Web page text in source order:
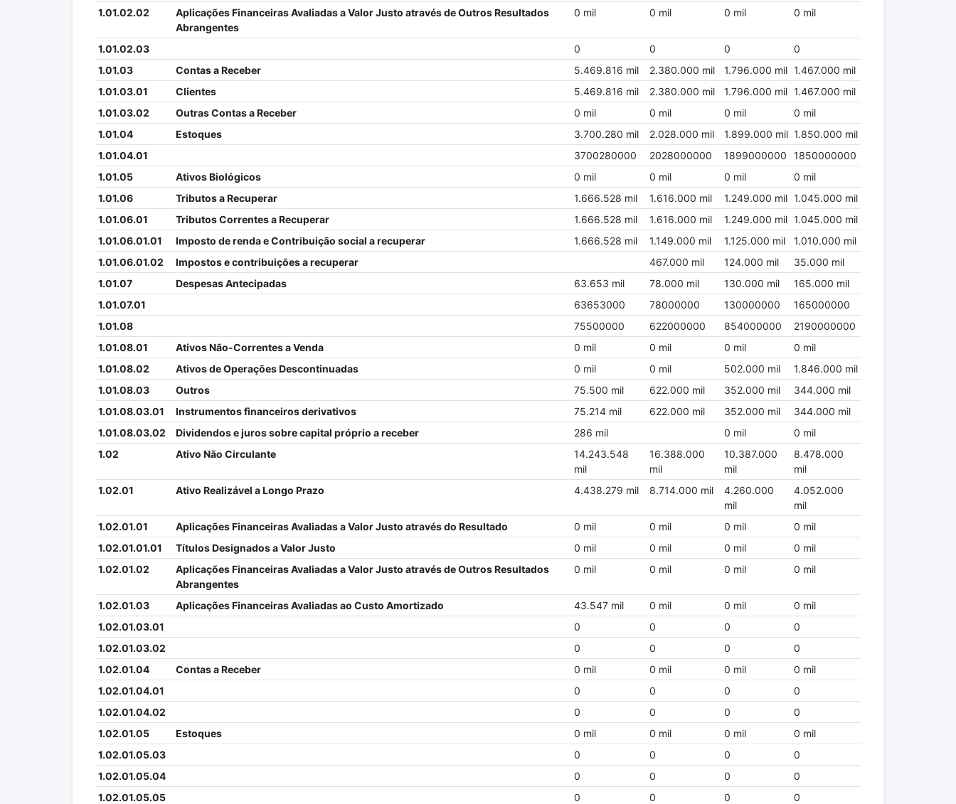
1.01.02.02
Aplicações Financeiras Avaliadas a Valor Justo através de Outros Resultados
Abrangentes
0 mil 0 mil 0 mil 0 mil
1.01.02.03 0 0 0
0
1.01.03
Contas a Receber 5.469.816 mil 2.380.000 mil 1.796.000 mil 1.467.000 mil
1.01.03.01
Clientes 5.469.816 mil 2.380.000 mil 1.796.000 mil 1.467.000 mil
1.01.03.02
Outras Contas a Receber 0 mil 0 mil 0 mil
0 mil
1.01.04
Estoques 3.700.280 mil 2.028.000 mil 1.899.000 mil 1.850.000 mil
1.01.04.01
3700280000 2028000000 1899000000
1850000000
1.01.05
Ativos Biológicos 0 mil 0 mil 0 mil
0 mil
1.01.06
Tributos a Recuperar 1.666.528 mil 1.616.000 mil 1.249.000 mil 1.045.000 mil
1.01.06.01
Tributos Correntes a Recuperar 1.666.528 mil 1.616.000 mil 1.249.000 mil 1.045.000 mil
1.01.06.01.01
Imposto de renda e Contribuição social a recuperar 1.666.528 mil 1.149.000 mil 1.125.000 mil
1.010.000 mil
1.01.06.01.02
Impostos e contribuições a recuperar 467.000 mil 124.000 mil
35.000 mil
1.01.07
Despesas Antecipadas 63.653 mil 78.000 mil 130.000 mil
165.000 mil
1.01.07.01
63653000 78000000 130000000
165000000
1.01.08
75500000 622000000 854000000
2190000000
1.01.08.01
Ativos Não-Correntes a Venda 0 mil 0 mil 0 mil
0 mil
1.01.08.02
Ativos de Operações Descontinuadas 0 mil 0 mil 502.000 mil
1.846.000 mil
1.01.08.03
Outros 75.500 mil 622.000 mil 352.000 mil
344.000 mil
1.01.08.03.01
Instrumentos financeiros derivativos 75.214 mil 622.000 mil 352.000 mil
344.000 mil
1.01.08.03.02
Dividendos e juros sobre capital próprio a receber 286 mil 0 mil
0 mil
1.02
Ativo Não Circulante
14.243.548
mil
16.388.000
mil
10.387.000
mil
8.478.000
mil
1.02.01
Ativo Realizável a Longo Prazo 4.438.279 mil 8.714.000 mil
4.260.000
mil
4.052.000
mil
1.02.01.01
Aplicações Financeiras Avaliadas a Valor Justo através do Resultado 0 mil 0 mil 0 mil
0 mil
1.02.01.01.01
Títulos Designados a Valor Justo 0 mil 0 mil 0 mil
0 mil
1.02.01.02
Aplicações Financeiras Avaliadas a Valor Justo através de Outros Resultados
Abrangentes
0 mil 0 mil 0 mil 0 mil
1.02.01.03 Aplicações Financeiras Avaliadas ao Custo Amortizado 43.547 mil 0 mil 0 mil
0 mil
1.02.01.03.01
0 0 0
0
1.02.01.03.02
0 0 0
0
1.02.01.04
Contas a Receber 0 mil 0 mil 0 mil
0 mil
1.02.01.04.01
0 0 0
0
1.02.01.04.02
0 0 0
0
1.02.01.05
Estoques 0 mil 0 mil 0 mil
0 mil
1.02.01.05.03
0 0 0
0
1.02.01.05.04
0 0 0
0
1.02.01.05.05
0 0 0
0